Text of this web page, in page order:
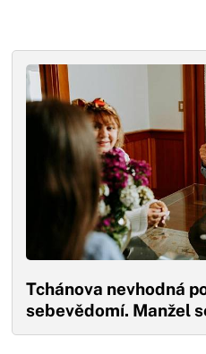
Tchánova nevhodná
sebevědomí. Manžel